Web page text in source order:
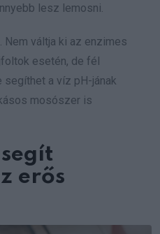
lesz lemosni.
Nem váltja ki az enzimes
esetén, de fél
a víz pH-jának
mosószer is
erős